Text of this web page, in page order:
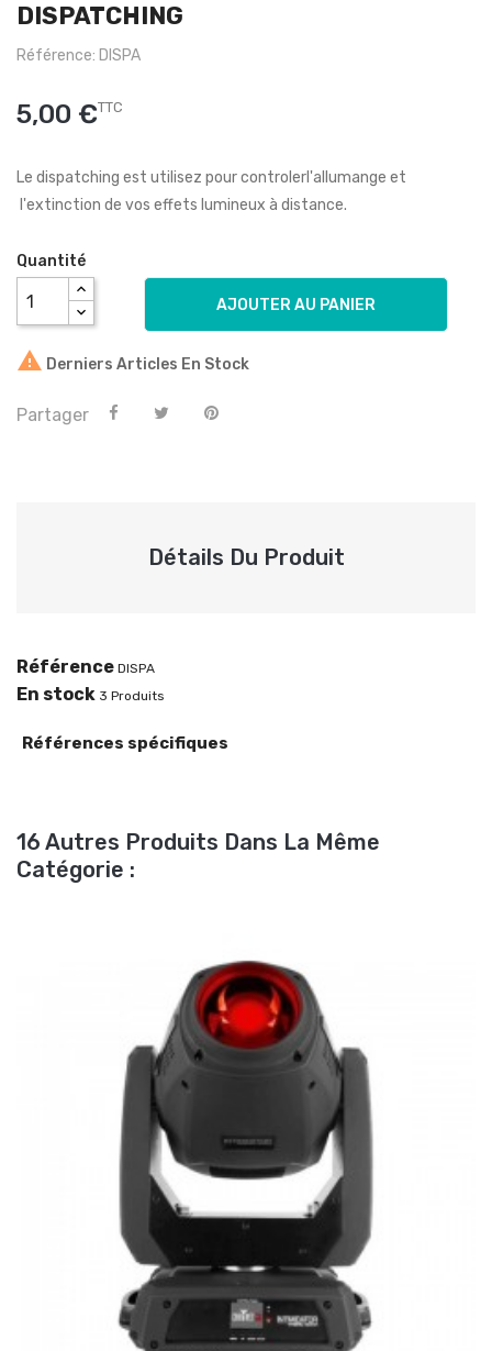
DISPATCHING
Référence: DISPA
5,00 €TTC
Le dispatching est utilisez pour controlerl'allumange et
l'extinction de vos effets lumineux à distance.
Quantité
AJOUTER AU PANIER
 Derniers Articles En Stock
Partager
Détails Du Produit
Référence DISPA
En stock 3 Produits
Références spécifiques
16 Autres Produits Dans La Même
Catégorie :